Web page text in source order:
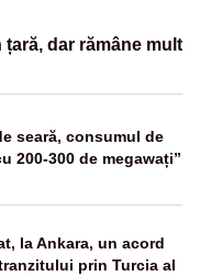
dar rămâne mult
seară, consumul de
200-300 de megawați”
la Ankara, un acord
prin Turcia al